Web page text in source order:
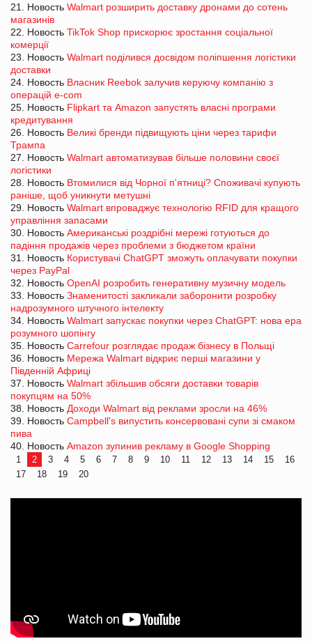
21. Новость Walmart розширить доставку дронами до сотень
магазинів
22. Новость TikTok Shop прискорює зростання соціальної
комерції
23. Новость Walmart поділився досвідом поліпшення логістики
доставки
24. Новость Власник Reebok залучив керуючу компанію з
операцій e-com
25. Новость Flipkart та Amazon запустять власні програми
кредитування
26. Новость Великі бренди підвищують ціни через тарифи
Трампа
27. Новость Walmart автоматизував більше половини своєї
логістики
28. Новость Втомилися від Чорної п'ятниці? Споживачі купують
раніше, щоб уникнути метушні
29. Новость Walmart впроваджує технологію RFID для кращого
управління запасами
30. Новость Американські роздрібні мережі готуються до
падіння продажів через проблеми з бюджетом країни
31. Новость Користувачі ChatGPT зможуть оплачувати покупки
через PayPal
32. Новость OpenAI розробить генеративну музичну модель
33. Новость Знаменитості закликали заборонити розробку
надрозумного штучного інтелекту
34. Новость Walmart запускає покупки через ChatGPT: нова ера
розумного шопінгу
35. Новость Carrefour розглядає продаж бізнесу в Польщі
36. Новость Мережа Walmart відкриє перші магазини у
Південній Африці
37. Новость Walmart збільшив обсяги доставки товарів
покупцям на 50%
38. Новость Доходи Walmart від реклами зросли на 46%
39. Новость Campbell's випустить консервовані супи зі смаком
пива
40. Новость Amazon зупинив рекламу в Google Shopping
1 2 3 4 5 6 7 8 9 10 11 12 13 14 15
16
17
18 19 20